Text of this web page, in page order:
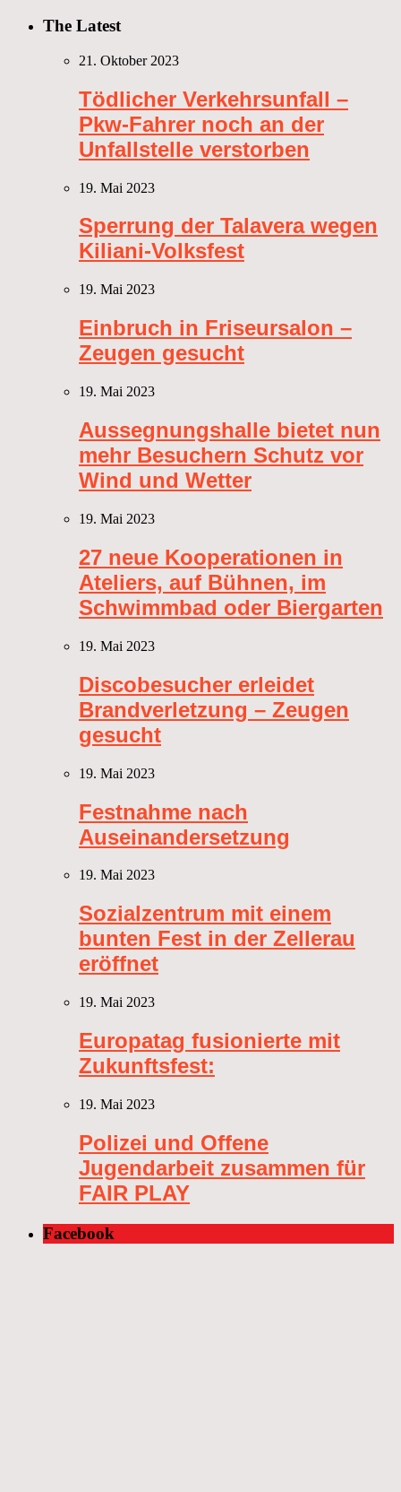
The Latest
21. Oktober 2023
Tödlicher Verkehrsunfall –
Pkw-Fahrer noch an der
Unfallstelle verstorben
19. Mai 2023
Sperrung der Talavera wegen
Kiliani-Volksfest
19. Mai 2023
Einbruch in Friseursalon –
Zeugen gesucht
19. Mai 2023
Aussegnungshalle bietet nun
mehr Besuchern Schutz vor
Wind und Wetter
19. Mai 2023
27 neue Kooperationen in
Ateliers, auf Bühnen, im
Schwimmbad oder Biergarten
19. Mai 2023
Discobesucher erleidet
Brandverletzung – Zeugen
gesucht
19. Mai 2023
Festnahme nach
Auseinandersetzung
19. Mai 2023
Sozialzentrum mit einem
bunten Fest in der Zellerau
eröffnet
19. Mai 2023
Europatag fusionierte mit
Zukunftsfest:
19. Mai 2023
Polizei und Offene
Jugendarbeit zusammen für
FAIR PLAY
Facebook